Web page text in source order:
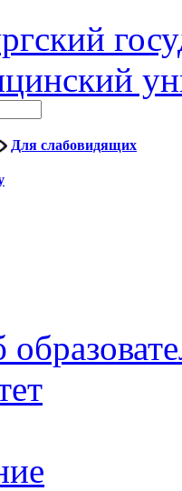
Для слабовидящих